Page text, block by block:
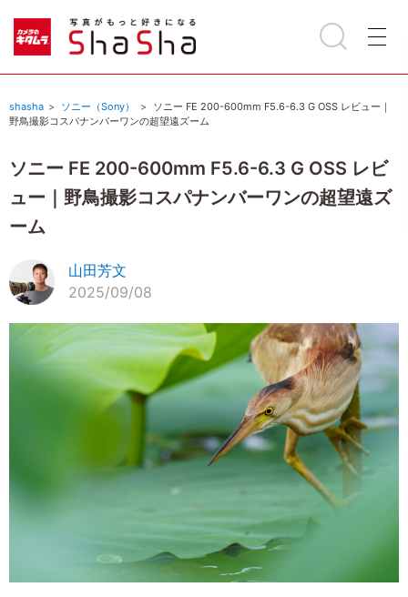
shasha ソニー（Sony）
ソニー FE 200-600mm F5.6-6.3 G OSS レビュー｜
野鳥撮影コスパナンバーワンの超望遠ズーム
ソニー FE 200-600mm F5.6-6.3 G OSS レビ
ュー｜野鳥撮影コスパナンバーワンの超望遠ズ
ーム
山田芳文
2025/09/08